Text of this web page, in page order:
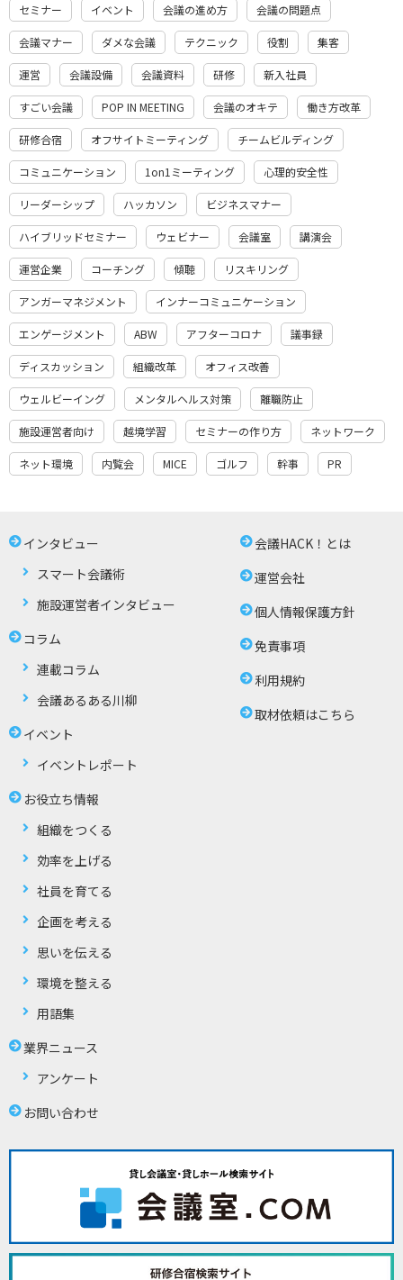
セミナー イベント 会議の進め方 会議の問題点
会議マナー ダメな会議 テクニック 役割 集客
運営 会議設備 会議資料 研修 新入社員
すごい会議 POP IN MEETING 会議のオキテ 働き方改革
研修合宿 オフサイトミーティング チームビルディング
コミュニケーション 1on1ミーティング 心理的安全性
リーダーシップ ハッカソン ビジネスマナー
ハイブリッドセミナー ウェビナー 会議室 講演会
運営企業 コーチング 傾聴 リスキリング
アンガーマネジメント インナーコミュニケーション
エンゲージメント ABW アフターコロナ 議事録
ディスカッション 組織改革 オフィス改善
ウェルビーイング メンタルヘルス対策 離職防止
施設運営者向け 越境学習 セミナーの作り方 ネットワーク
ネット環境 内覧会 MICE ゴルフ 幹事 PR
インタビュー
スマート会議術
施設運営者インタビュー
コラム
連載コラム
会議あるある川柳
イベント
イベントレポート
お役立ち情報
組織をつくる
効率を上げる
社員を育てる
企画を考える
思いを伝える
環境を整える
用語集
業界ニュース
アンケート
お問い合わせ
会議HACK！とは
運営会社
個人情報保護方針
免責事項
利用規約
取材依頼はこちら